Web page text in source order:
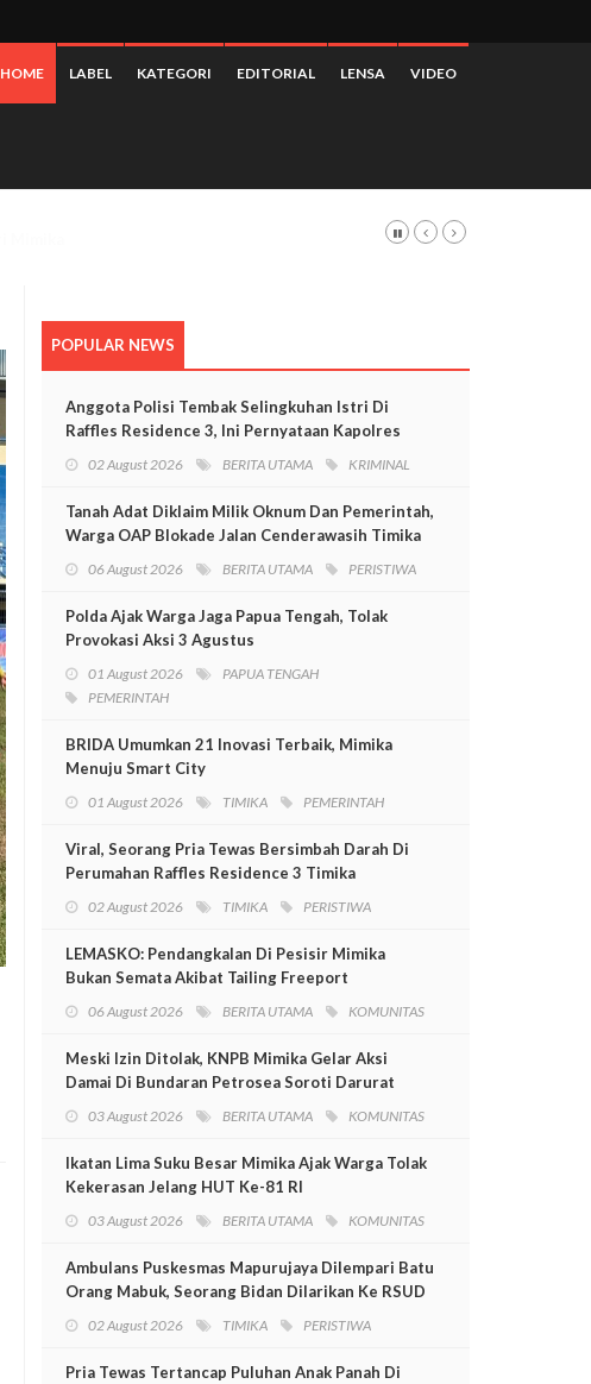
HOME LABEL KATEGORI EDITORIAL LENSA VIDEO
POPULAR NEWS
Anggota Polisi Tembak Selingkuhan Istri Di
Raffles Residence 3, Ini Pernyataan Kapolres
02 August 2026 BERITA UTAMA KRIMINAL
Tanah Adat Diklaim Milik Oknum Dan Pemerintah,
Warga OAP Blokade Jalan Cenderawasih Timika
06 August 2026 BERITA UTAMA PERISTIWA
Polda Ajak Warga Jaga Papua Tengah, Tolak
Provokasi Aksi 3 Agustus
01 August 2026
PAPUA TENGAH
PEMERINTAH
BRIDA Umumkan 21 Inovasi Terbaik, Mimika
Menuju Smart City
01 August 2026 TIMIKA PEMERINTAH
Viral, Seorang Pria Tewas Bersimbah Darah Di
Perumahan Raffles Residence 3 Timika
02 August 2026 TIMIKA PERISTIWA
LEMASKO: Pendangkalan Di Pesisir Mimika
Bukan Semata Akibat Tailing Freeport
06 August 2026 BERITA UTAMA KOMUNITAS
Meski Izin Ditolak, KNPB Mimika Gelar Aksi
Damai Di Bundaran Petrosea Soroti Darurat
03 August 2026 BERITA UTAMA KOMUNITAS
Ikatan Lima Suku Besar Mimika Ajak Warga Tolak
Kekerasan Jelang HUT Ke-81 RI
03 August 2026 BERITA UTAMA KOMUNITAS
Ambulans Puskesmas Mapurujaya Dilempari Batu
Orang Mabuk, Seorang Bidan Dilarikan Ke RSUD
02 August 2026 TIMIKA PERISTIWA
Pria Tewas Tertancap Puluhan Anak Panah Di